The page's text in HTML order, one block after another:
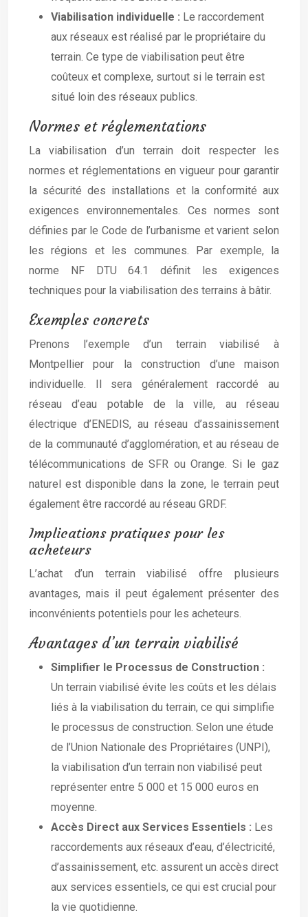
Viabilisation individuelle : Le raccordement
aux réseaux est réalisé par le propriétaire du
terrain. Ce type de viabilisation peut être
coûteux et complexe, surtout si le terrain est
situé loin des réseaux publics.
Normes et réglementations
La viabilisation d’un terrain doit respecter les
normes et réglementations en vigueur pour garantir
la sécurité des installations et la conformité aux
exigences environnementales. Ces normes sont
définies par le Code de l’urbanisme et varient selon
les régions et les communes. Par exemple, la
norme NF DTU 64.1 définit les exigences
techniques pour la viabilisation des terrains à bâtir.
Exemples concrets
Prenons l’exemple d’un terrain viabilisé à
Montpellier pour la construction d’une maison
individuelle. Il sera généralement raccordé au
réseau d’eau potable de la ville, au réseau
électrique d’ENEDIS, au réseau d’assainissement
de la communauté d’agglomération, et au réseau de
télécommunications de SFR ou Orange. Si le gaz
naturel est disponible dans la zone, le terrain peut
également être raccordé au réseau GRDF.
Implications pratiques pour les
acheteurs
L’achat d’un terrain viabilisé offre plusieurs
avantages, mais il peut également présenter des
inconvénients potentiels pour les acheteurs.
Avantages d’un terrain viabilisé
Simplifier le Processus de Construction :
Un terrain viabilisé évite les coûts et les délais
liés à la viabilisation du terrain, ce qui simplifie
le processus de construction. Selon une étude
de l’Union Nationale des Propriétaires (UNPI),
la viabilisation d’un terrain non viabilisé peut
représenter entre 5 000 et 15 000 euros en
moyenne.
Accès Direct aux Services Essentiels : Les
raccordements aux réseaux d’eau, d’électricité,
d’assainissement, etc. assurent un accès direct
aux services essentiels, ce qui est crucial pour
la vie quotidienne.